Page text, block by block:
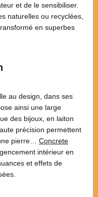
et de le sensibiliser.
naturelles ou recyclées,
en superbes
au design, dans ses
ainsi une large
des bijoux, en laiton
précision permettent
pierre… Concrete
intérieur en
et effets de